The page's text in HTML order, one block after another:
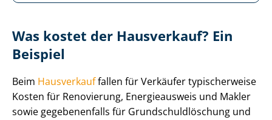
Was kostet der Hausverkauf? Ein
Beispiel
Beim Hausverkauffallen für Verkäufer typischerweise
Kosten für Renovierung, Energieausweis und Makler
sowie gegebenenfalls für Grund­schuld­lö­schung und